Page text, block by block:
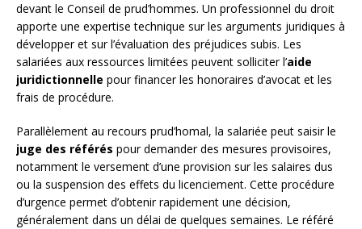
devant le Conseil de prud’hommes. Un professionnel du droit
apporte une expertise technique sur les arguments juridiques à
développer et sur l’évaluation des préjudices subis. Les
salariées aux ressources limitées peuvent solliciter l’aide
juridictionnelle pour financer les honoraires d’avocat et les
frais de procédure.
Parallèlement au recours prud’homal, la salariée peut saisir le
juge des référés pour demander des mesures provisoires,
notamment le versement d’une provision sur les salaires dus
ou la suspension des effets du licenciement. Cette procédure
d’urgence permet d’obtenir rapidement une décision,
généralement dans un délai de quelques semaines. Le référé